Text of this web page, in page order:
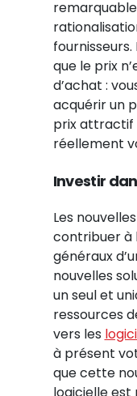
fournisseurs.
que le prix
d’achat :
acquérir un
prix attractif
réellement
Investir
Les
contribuer à
généraux
nouvelles
un seul et
ressources
vers les
à présent
que cette